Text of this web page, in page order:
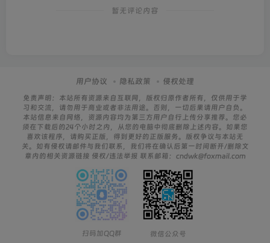
暂无评论内容
用户协议 隐私政策 侵权处理
免责声明：本站所有资源来自互联网，版权归原作者所有，仅供用于学
习和交流，请勿用于商业或者非法用途。否则，一切后果请用户自负。
本站信息来自网络，资源内容均为第三方用户自行上传分享推荐。您必
须在下载后的24个小时之内，从您的电脑中彻底删除上述内容。如果您
喜欢该程序，请购买正版，得到更好的正版服务。版权争议与本站无
关。如有侵权请邮件与我们联系，我们将在确认后第一时间断开/删除文
章内的相关资源链接 侵权/违法举报 联系邮箱：cndwk@foxmail.com
扫码加QQ群 微信公众号